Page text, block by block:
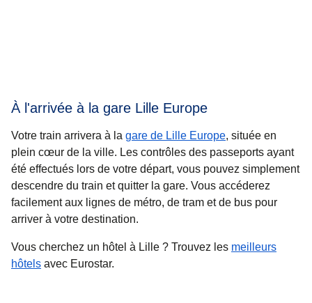
À l'arrivée à la gare Lille Europe
Votre train arrivera à la gare de Lille Europe, située en
plein cœur de la ville. Les contrôles des passeports ayant
été effectués lors de votre départ, vous pouvez simplement
descendre du train et quitter la gare. Vous accéderez
facilement aux lignes de métro, de tram et de bus pour
arriver à votre destination.
Vous cherchez un hôtel à Lille ? Trouvez les meilleurs
hôtels avec Eurostar.